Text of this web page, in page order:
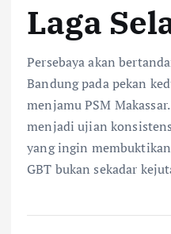
Laga
Persebaya akan
Bandung pada pekan
menjamu PSM
menjadi ujian
yang ingin
GBT bukan sekadar